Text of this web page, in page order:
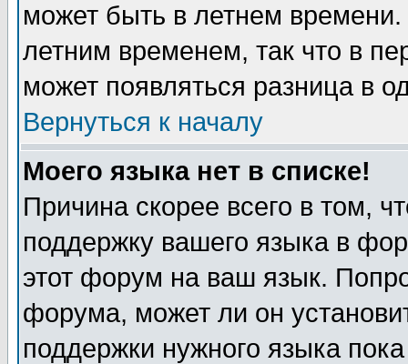
может быть в летнем
летним временем, так что в
может появляться разница в
Вернуться к началу
Моего языка нет в списке!
Причина скорее всего в том,
поддержку вашего языка в
этот форум на ваш язык.
форума, может ли он
поддержки нужного языка